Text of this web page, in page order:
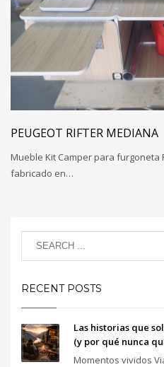
PEUGEOT RIFTER MEDIANA
Mueble Kit Camper para furgoneta
fabricado en…
RECENT POSTS
Las historias que
(y por qué nunca
Momentos vividos